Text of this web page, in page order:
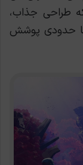
طراحی جذاب،
حدودی پوشش